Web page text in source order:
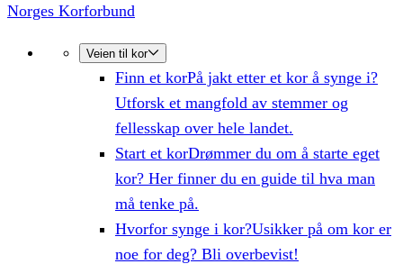
Norges Korforbund
Veien til kor
Finn et korPå jakt etter et kor å synge i?
Utforsk et mangfold av stemmer og
fellesskap over hele landet.
Start et korDrømmer du om å starte eget
kor? Her finner du en guide til hva man
må tenke på.
Hvorfor synge i kor?Usikker på om kor er
noe for deg? Bli overbevist!